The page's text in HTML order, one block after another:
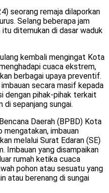
seorang remaja dilaporkan
Selang beberapa jam
ditemukan di dasar waduk
kembali mengingat Kota
cuaca ekstrem,
berbagai upaya preventif.
secara masif kepada
dengan pihak-pihak terkait
di sepanjang sungai.
Daerah (BPBD) Kota
mengatakan, imbauan
melalui Surat Edaran (SE)
Imbauan yang disampaikan
rumah ketika cuaca
pohon atau sesuatu yang
atau berenang di sungai